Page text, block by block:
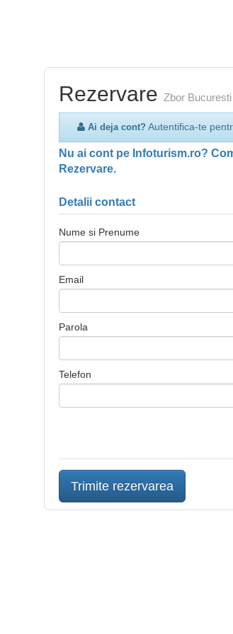
Rezervare Zbor
Ai deja cont? Autentifica-te
Nu ai cont pe Infoturism.ro?
Rezervare.
Detalii contact
Nume si Prenume
Email
Parola
Telefon
Trimite rezervarea